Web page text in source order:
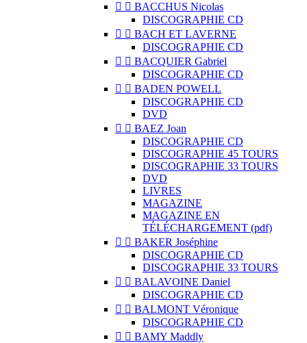
  BACCHUS Nicolas
DISCOGRAPHIE CD
  BACH ET LAVERNE
DISCOGRAPHIE CD
  BACQUIER Gabriel
DISCOGRAPHIE CD
  BADEN POWELL
DISCOGRAPHIE CD
DVD
  BAEZ Joan
DISCOGRAPHIE CD
DISCOGRAPHIE 45 TOURS
DISCOGRAPHIE 33 TOURS
DVD
LIVRES
MAGAZINE
MAGAZINE EN
TÉLÉCHARGEMENT (pdf)
  BAKER Joséphine
DISCOGRAPHIE CD
DISCOGRAPHIE 33 TOURS
  BALAVOINE Daniel
DISCOGRAPHIE CD
  BALMONT Véronique
DISCOGRAPHIE CD
  BAMY Maddly